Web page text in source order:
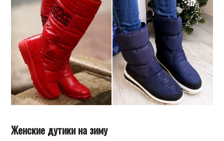
Женские дутики на зиму